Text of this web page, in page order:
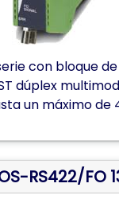
con bloque
dúplex
un máximo de
RS422/FO